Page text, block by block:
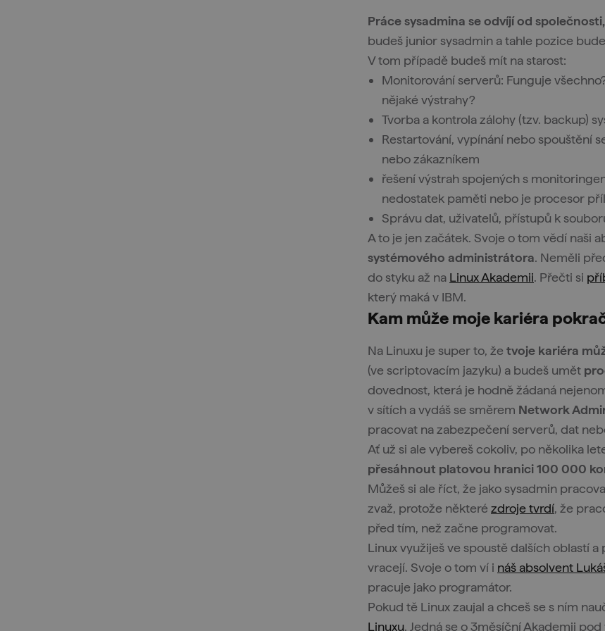
Práce sysadmina se odvíjí od
budeš junior sysadmin a tahle pozice
V tom případě budeš mít na starost:
Monitorování serverů: Funguje
nějaké výstrahy?
Tvorba a kontrola zálohy (tzv. backup)
Restartování, vypínání nebo spouštění
nebo zákazníkem
řešení výstrah spojených s
nedostatek paměti nebo je procesor
Správu dat, uživatelů, přístupů k
A to je jen začátek. Svoje o tom vědí naši
systémového administrátora. Neměli
do styku až na Linux Akademii. Přečti si
který maká v IBM.
Kam může moje kariéra
Na Linuxu je super to, že tvoje kariéra
(ve scriptovacím jazyku) a budeš umět
dovednost, která je hodně žádaná
v sítích a vydáš se směrem Network
pracovat na zabezpečení serverů, dat
Ať už si ale vybereš cokoliv, po několika
přesáhnout platovou hranici 100 000
Můžeš si ale říct, že jako sysadmin
zvaž, protože některé zdroje tvrdí, že
před tím, než začne programovat.
Linux využiješ ve spoustě dalších oblastí
vracejí. Svoje o tom ví i náš absolvent
pracuje jako programátor.
Pokud tě Linux zaujal a chceš se s ním
Linuxu. Jedná se o 3měsíční Akademii